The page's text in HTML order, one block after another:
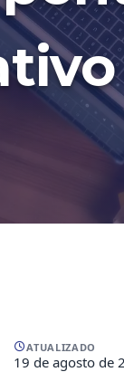
ATUALIZADO
19 de agosto de